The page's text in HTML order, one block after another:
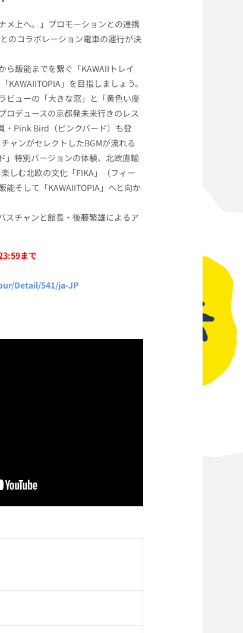
メ上へ。」プロモーションとの連携
のコラボレーション電車の運行が決
ら飯能までを繋ぐ「KAWAIIトレイ
KAWAIITOPIA」を目指しましょう。
ビューの「大きな窓」と「黄色い座
ロデュースの京都発未来行きのレス
・Pink Bird（ピンクバード）も登
ャンがセレクトしたBGMが流れる
」特別バージョンの体験、北欧直輸
しむ北欧の文化「FIKA」（フィー
能そして「KAWAIITOPIA」へと向か
スチャンと館長・後藤繁雄によるア
まで
Detail/541/ja-JP